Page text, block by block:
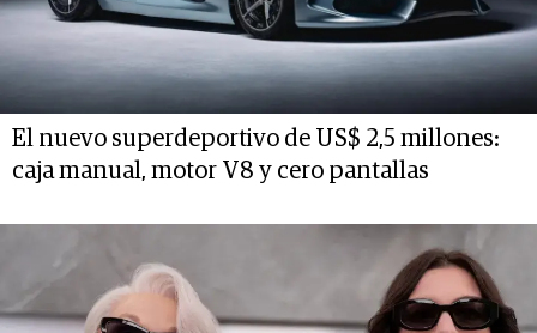
El nuevo superdeportivo de US$ 2,5 millones:
caja manual, motor V8 y cero pantallas